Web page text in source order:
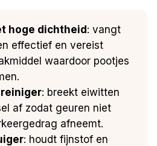
hoge dichtheid: vangt
effectief en vereist
waardoor pootjes
: breekt eiwitten
af zodat geuren niet
afneemt.
: houdt fijnstof en